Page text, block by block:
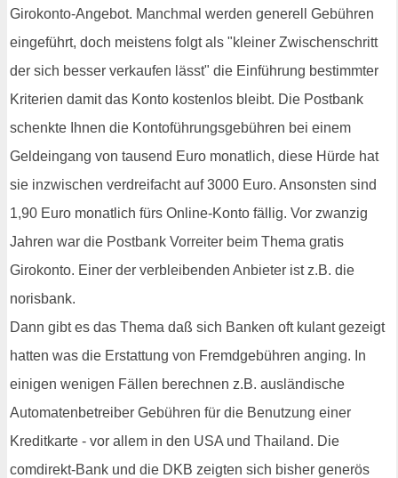
Girokonto-Angebot. Manchmal werden generell Gebühren
eingeführt, doch meistens folgt als "kleiner Zwischenschritt
der sich besser verkaufen lässt" die Einführung bestimmter
Kriterien damit das Konto kostenlos bleibt. Die Postbank
schenkte Ihnen die Kontoführungsgebühren bei einem
Geldeingang von tausend Euro monatlich, diese Hürde hat
sie inzwischen verdreifacht auf 3000 Euro. Ansonsten sind
1,90 Euro monatlich fürs Online-Konto fällig. Vor zwanzig
Jahren war die Postbank Vorreiter beim Thema gratis
Girokonto. Einer der verbleibenden Anbieter ist z.B. die
norisbank.
Dann gibt es das Thema daß sich Banken oft kulant gezeigt
hatten was die Erstattung von Fremdgebühren anging. In
einigen wenigen Fällen berechnen z.B. ausländische
Automatenbetreiber Gebühren für die Benutzung einer
Kreditkarte - vor allem in den USA und Thailand. Die
comdirekt-Bank und die DKB zeigten sich bisher generös